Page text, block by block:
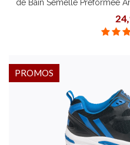
de Bain Semelle Préformée
PROMOS